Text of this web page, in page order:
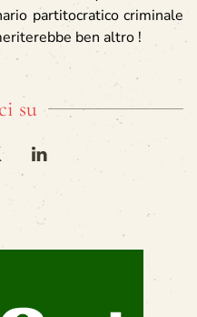
partitocratico criminale
ben altro !
su